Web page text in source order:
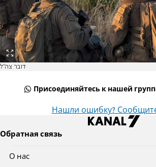
דובר צה"ל
Присоединяйтесь к нашей
Нашли ошибку?
Обратная связь
О нас